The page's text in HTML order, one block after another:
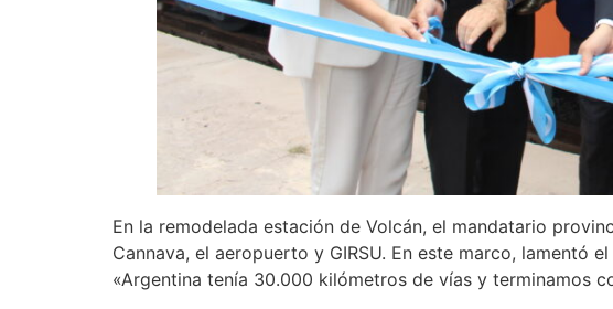
En la remodelada estación de Volcán, el mandatario
Cannava, el aeropuerto y GIRSU. En este marco, lamentó
«Argentina tenía 30.000 kilómetros de vías y terminamos